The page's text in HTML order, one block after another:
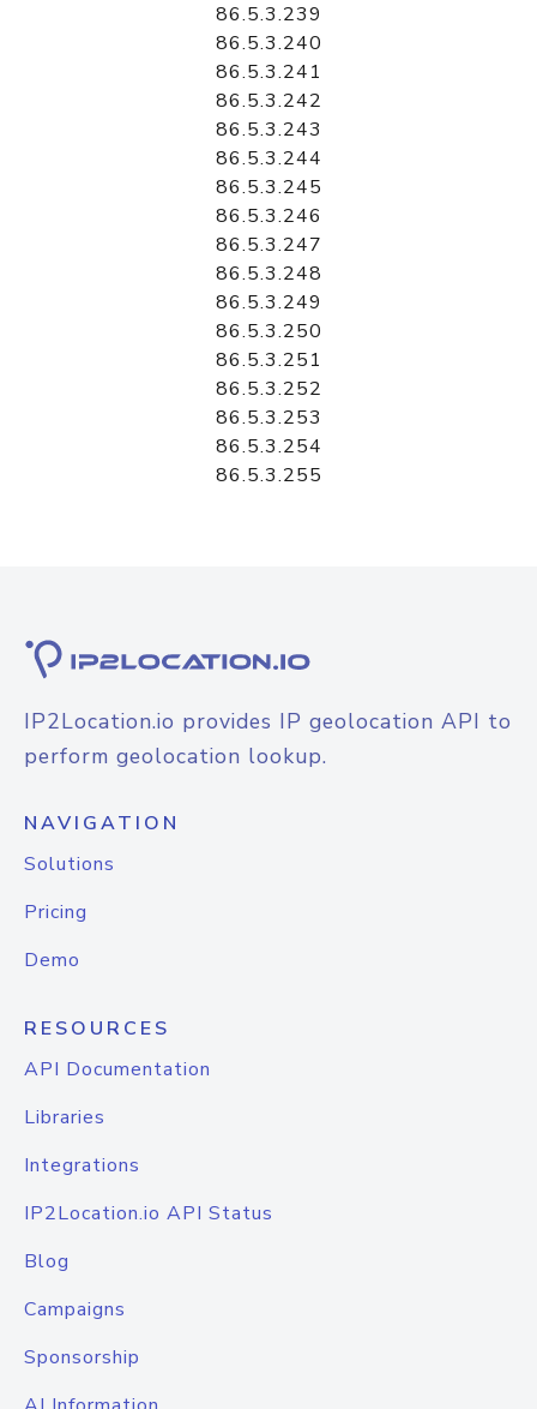
86.5.3.239
86.5.3.240
86.5.3.241
86.5.3.242
86.5.3.243
86.5.3.244
86.5.3.245
86.5.3.246
86.5.3.247
86.5.3.248
86.5.3.249
86.5.3.250
86.5.3.251
86.5.3.252
86.5.3.253
86.5.3.254
86.5.3.255
IP2Location.io provides IP geolocation API to
perform geolocation lookup.
NAVIGATION
Solutions
Pricing
Demo
RESOURCES
API Documentation
Libraries
Integrations
IP2Location.io API Status
Blog
Campaigns
Sponsorship